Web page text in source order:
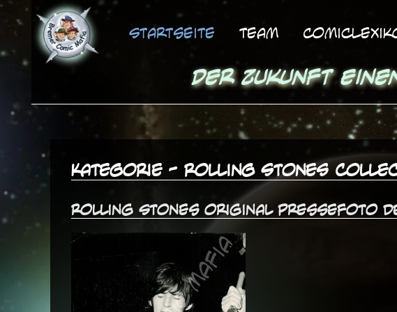
Startseite Team
Der Zukunft
Kategorie - Rolling Stones
Rolling Stones original Pressefoto